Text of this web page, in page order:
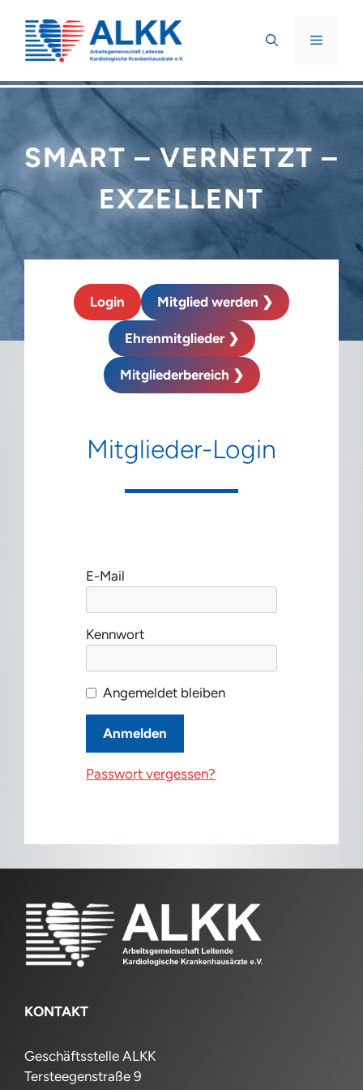
Inhalt
springen
MENÜ
SMART – VERNETZT –
EXZELLENT
Login Mitglied werden ❯
Ehrenmitglieder ❯
Mitgliederbereich ❯
Mitglieder-Login
E-Mail
Kennwort
Angemeldet bleiben
Passwort vergessen?
KONTAKT
Geschäftsstelle ALKK
Tersteegenstraße 9